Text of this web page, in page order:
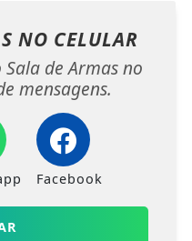
NO CELULAR
de Armas no
mensagens.
Facebook